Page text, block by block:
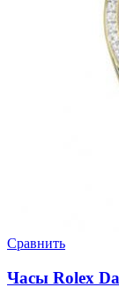
Сравнить
Часы Rolex